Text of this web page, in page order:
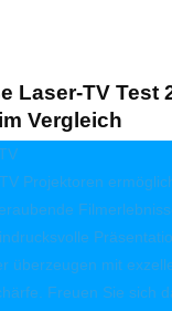
Laser-TV Test
Vergleich
Projektoren
überzeugen mit
Freuen Sie sich